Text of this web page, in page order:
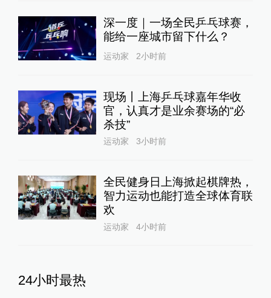
深一度｜一场全民乒乓球赛，
能给一座城市留下什么？
运动家 2小时前
现场丨上海乒乓球嘉年华收
官，认真才是业余赛场的“必
杀技”
运动家 3小时前
全民健身日上海掀起棋牌热，
智力运动也能打造全球体育联
欢
运动家 4小时前
24小时最热